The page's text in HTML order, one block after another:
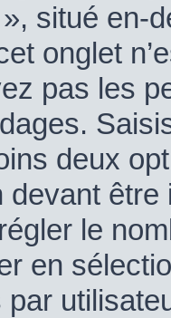
», situé en-
onglet
pas les
deux
devant
le
en